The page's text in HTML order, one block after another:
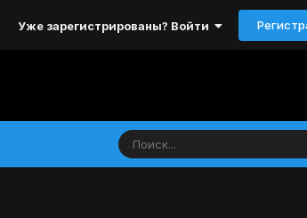
Уже зарегистрированы? Войти